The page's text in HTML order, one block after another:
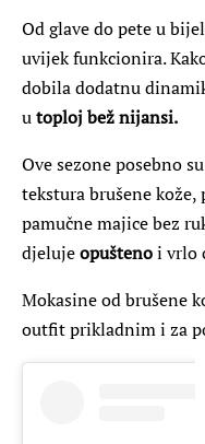
Od glave do pete u
uvijek funkcionira.
dobila dodatnu
utoploj bež nijansi.
Ove sezone posebno
tekstura brušene
pamučne majice bez
djelujeopuštenoi vrlo
Mokasine od brušene
outfit prikladnim i za